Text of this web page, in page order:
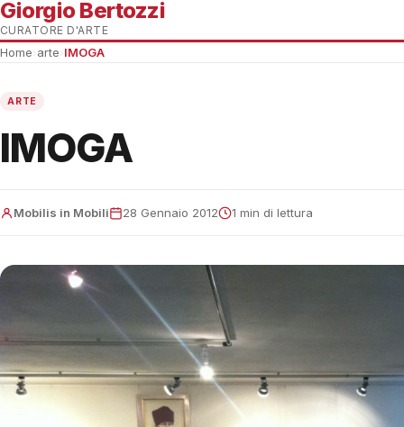
Giorgio Bertozzi
CURATORE D'ARTE
Home arte IMOGA
ARTE
IMOGA
Mobilis in Mobili 28 Gennaio 2012 1 min di lettura